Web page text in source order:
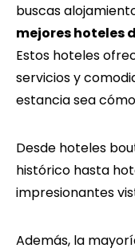
buscas
mejores hoteles
Estos hoteles
servicios y
estancia sea
Desde hoteles
histórico hasta
impresionantes
Además, la